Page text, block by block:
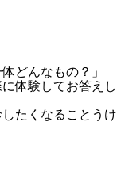
どんなもの？」
体験してお答えし
たくなることうけ